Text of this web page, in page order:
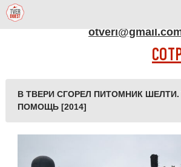
В ТВЕРИ СГОРЕЛ ПИТОМНИК ШЕЛТИ.
ПОМОЩЬ [2014]